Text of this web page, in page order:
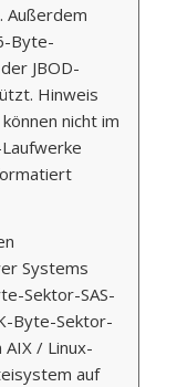
Außerdem
Byte-
JBOD-
Hinweis
nicht im
Systems
Sektor-SAS-
Byte-Sektor-
/ Linux-
auf